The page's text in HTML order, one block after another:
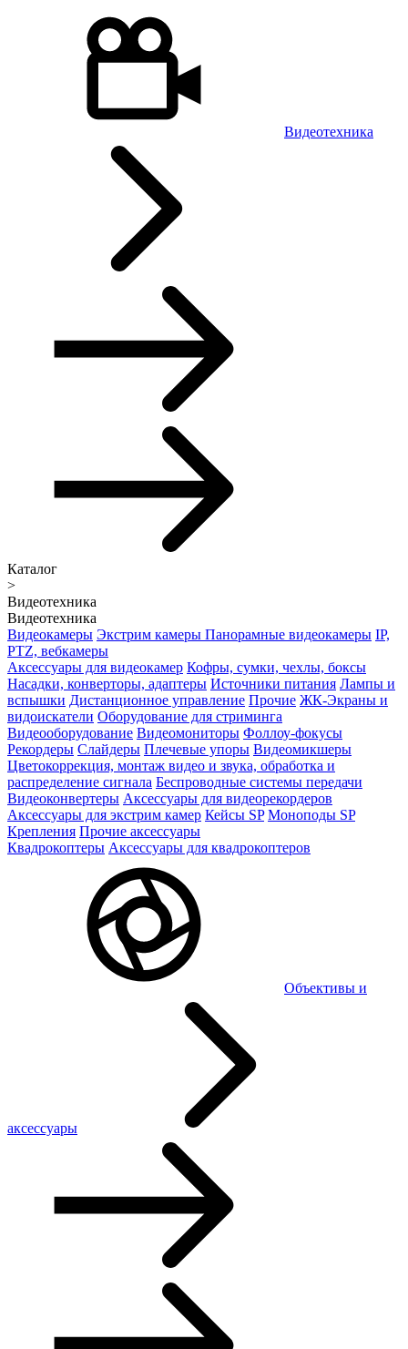
Видеотехника
Каталог
>
Видеотехника
Видеотехника
Видеокамеры Экстрим камеры Панорамные видеокамеры IP,
PTZ, вебкамеры
Аксессуары для видеокамер Кофры, сумки, чехлы, боксы
Насадки, конверторы, адаптеры Источники питания Лампы и
вспышки Дистанционное управление Прочие ЖК-Экраны и
видоискатели Оборудование для стриминга
Видеооборудование Видеомониторы Фоллоу-фокусы
Рекордеры Слайдеры Плечевые упоры Видеомикшеры
Цветокоррекция, монтаж видео и звука, обработка и
распределение сигнала Беспроводные системы передачи
Видеоконвертеры Аксессуары для видеорекордеров
Аксессуары для экстрим камер Кейсы SP Моноподы SP
Крепления Прочие аксессуары
Квадрокоптеры Аксессуары для квадрокоптеров
Объективы и
аксессуары